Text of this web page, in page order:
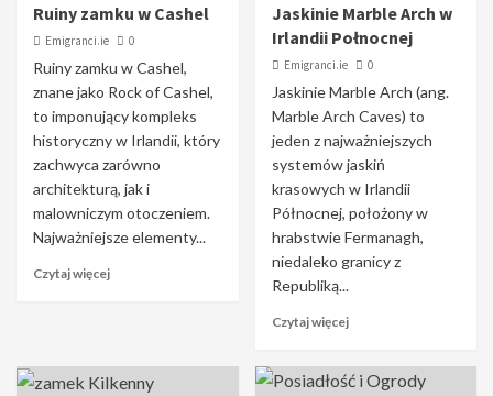
Ruiny zamku w Cashel
Emigranci.ie 0
Ruiny zamku w Cashel,
znane jako Rock of Cashel,
to imponujący kompleks
historyczny w Irlandii, który
zachwyca zarówno
architekturą, jak i
malowniczym otoczeniem.
Najważniejsze elementy...
Czytaj więcej
Jaskinie Marble Arch w
Irlandii Połnocnej
Emigranci.ie 0
Jaskinie Marble Arch (ang.
Marble Arch Caves) to
jeden z najważniejszych
systemów jaskiń
krasowych w Irlandii
Północnej, położony w
hrabstwie Fermanagh,
niedaleko granicy z
Republiką...
Czytaj więcej